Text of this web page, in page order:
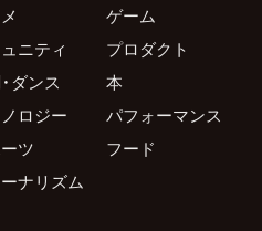
ゲーム
ニティ
プロダクト
ダンス
本
ロジー
パフォーマンス
ツ
フード
ナリズム